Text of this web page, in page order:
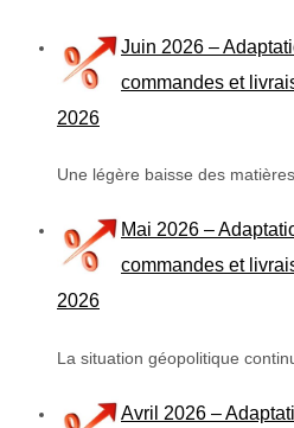
Juin 2026 –
commandes et
2026
Une légère baisse des
Mai 2026 –
commandes et
2026
La situation géopolitique
Avril 2026 –